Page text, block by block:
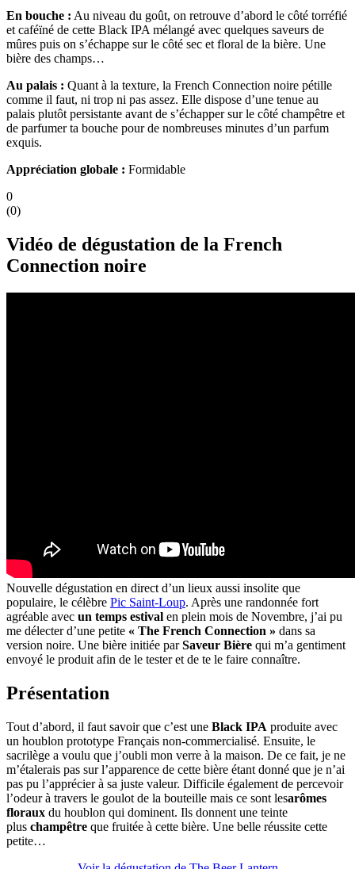
En bouche : Au niveau du goût, on retrouve d’abord le côté torréfié
et caféïné de cette Black IPA mélangé avec quelques saveurs de
mûres puis on s’échappe sur le côté sec et floral de la bière. Une
bière des champs…
Au palais : Quant à la texture, la French Connection noire pétille
comme il faut, ni trop ni pas assez. Elle dispose d’une tenue au
palais plutôt persistante avant de s’échapper sur le côté champêtre et
de parfumer ta bouche pour de nombreuses minutes d’un parfum
exquis.
Appréciation globale : Formidable
0
(0)
Vidéo de dégustation de la French
Connection noire
Nouvelle dégustation en direct d’un lieux aussi insolite que
populaire, le célèbre Pic Saint-Loup. Après une randonnée fort
agréable avec un temps estival en plein mois de Novembre, j’ai pu
me délecter d’une petite « The French Connection » dans sa
version noire. Une bière initiée parSaveur Bière qui m’a gentiment
envoyé le produit afin de le tester et de te le faire connaître.
Présentation
Tout d’abord, il faut savoir que c’est une Black IPA produite avec
un houblon prototype Français non-commercialisé. Ensuite, le
sacrilège a voulu que j’oubli mon verre à la maison. De ce fait, je ne
m’étalerais pas sur l’apparence de cette bière étant donné que je n’ai
pas pu l’apprécier à sa juste valeur. Difficile également de percevoir
l’odeur à travers le goulot de la bouteille mais ce sont lesarômes
floraux du houblon qui dominent. Ils donnent une teinte
plus champêtre que fruitée à cette bière. Une belle réussite cette
petite…